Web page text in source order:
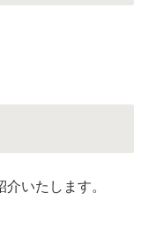
いたします。